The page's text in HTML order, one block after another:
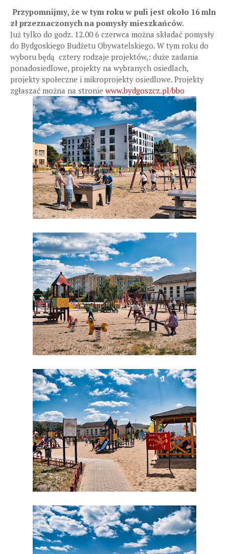
Przypomnijmy, że w tym roku w puli jest około 16 mln
zł przeznaczonych na pomysły mieszkańców.
Już tylko do godz. 12.00 6 czerwca można składać pomysły
do Bydgoskiego Budżetu Obywatelskiego. W tym roku do
wyboru będą cztery rodzaje projektów,: duże zadania
ponadosiedlowe, projekty na wybranych osiedlach,
projekty społeczne i mikroprojekty osiedlowe. Projekty
zgłaszać można na stronie www.bydgoszcz.pl/bbo